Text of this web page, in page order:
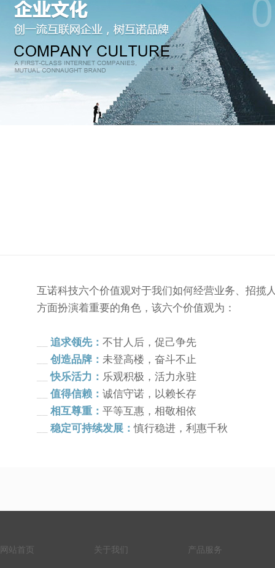
互诺科技六个价值观对于我们如何经营业务、招揽
方面扮演着重要的角色，该六个价值观为：
追求领先： 不甘人后，促己争先
创造品牌： 未登高楼，奋斗不止
快乐活力： 乐观积极，活力永驻
值得信赖： 诚信守诺，以赖长存
相互尊重： 平等互惠，相敬相依
稳定可持续发展：慎行稳进，利惠千秋
网站首页 关于我们 产品服务